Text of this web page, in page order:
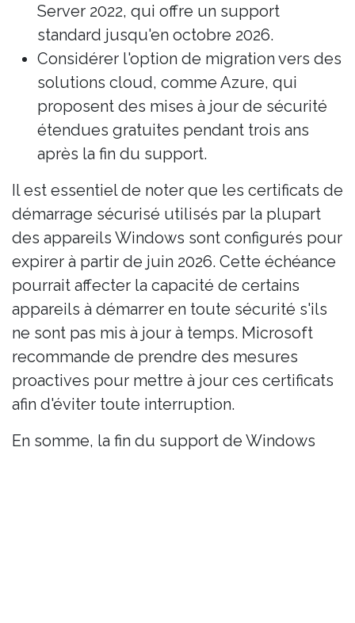
Server 2022, qui offre un support
standard jusqu'en octobre 2026.
Considérer l'option de migration vers des
solutions cloud, comme Azure, qui
proposent des mises à jour de sécurité
étendues gratuites pendant trois ans
après la fin du support.
Il est essentiel de noter que les certificats de
démarrage sécurisé utilisés par la plupart
des appareils Windows sont configurés pour
expirer à partir de juin 2026. Cette échéance
pourrait affecter la capacité de certains
appareils à démarrer en toute sécurité s'ils
ne sont pas mis à jour à temps. Microsoft
recommande de prendre des mesures
proactives pour mettre à jour ces certificats
afin d'éviter toute interruption.
En somme, la fin du support de Windows